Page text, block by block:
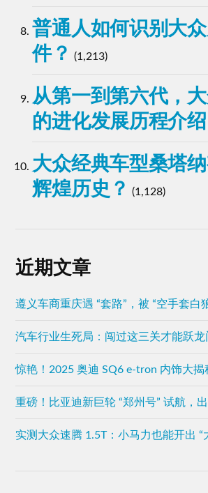
普通人如何识别大
件？
(1,213)
从第一到第六代，
的进化发展历程介绍
大众经典车型桑塔
辉煌历史？
(1,128)
近期文章
遵义车商重庆遇 “套路”，被 “空手套白
汽车行业生死局：闯过这三关才能跃龙
惊艳！2025 奥迪 SQ6 e-tron 内饰大揭
重磅！比亚迪新巨轮 “郑州号” 试航，
实测大众速腾 1.5T：小马力也能开出 “